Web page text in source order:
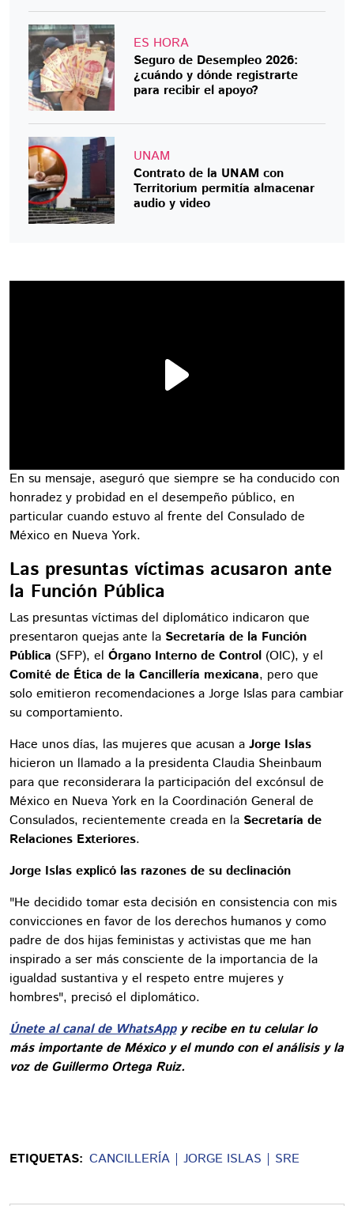
ES HORA
Seguro de Desempleo 2026:
¿cuándo y dónde registrarte
para recibir el apoyo?
UNAM
Contrato de la UNAM con
Territorium permitía almacenar
audio y video
En su mensaje, aseguró que siempre se ha conducido con
honradez y probidad en el desempeño público, en
particular cuando estuvo al frente del Consulado de
México en Nueva York.
Las presuntas víctimas acusaron ante
la Función Pública
Las presuntas víctimas del diplomático indicaron que
presentaron quejas ante la Secretaría de la Función
Pública (SFP), el Órgano Interno de Control (OIC), y el
Comité de Ética de la Cancillería mexicana, pero que
solo emitieron recomendaciones a Jorge Islas para cambiar
su comportamiento.
Hace unos días, las mujeres que acusan a Jorge Islas
hicieron un llamado a la presidenta Claudia Sheinbaum
para que reconsiderara la participación del excónsul de
México en Nueva York en la Coordinación General de
Consulados, recientemente creada en la Secretaría de
Relaciones Exteriores.
Jorge Islas explicó las razones de su declinación
"He decidido tomar esta decisión en consistencia con mis
convicciones en favor de los derechos humanos y como
padre de dos hijas feministas y activistas que me han
inspirado a ser más consciente de la importancia de la
igualdad sustantiva y el respeto entre mujeres y
hombres", precisó el diplomático.
Únete al canal de WhatsAppy recibe en tu celular lo
más importante de México y el mundo con el análisis y la
voz de Guillermo Ortega Ruiz.
ETIQUETAS: CANCILLERÍA JORGE ISLAS SRE